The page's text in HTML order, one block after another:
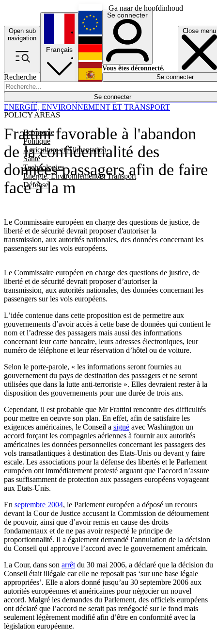
Ga naar de hoofdinhoud
Open sub
navigation
Close menu
Recherche
Se connecter
POLICY AREAS
Economie
Politique
Agriculture et Alimentation
Santé
Technologies
Energie, Environnement et Transport
Défense
Économie
Français
English
Deutsch
Español
Se connecter
Vous êtes déconnecté.
Se connecter
Frattini favorable à l'abandon
de la confidentialité des
données passagers afin de faire
face à la m
Le Commissaire européen en charge des questions de justice, de
liberté et de sécurité devrait proposer d'autoriser la
transmission, aux autorités nationales, des données concernant les
passengers sur les vols européens.
ENERGIE, ENVIRONNEMENT ET TRANSPORT
Le Commissaire européen en charge des questions de justice, de
liberté et de sécurité devrait proposer d’autoriser la
transmission, aux autorités nationales, des données concernant les
passengers sur les vols européens.
L’idée contenue dans cette proposition est de permettre aux
gouvernements d’avoir accès à cette base de données qui contient le
nom et l’adresse des passagers mais aussi des informations
concernant leur carte bancaire, leurs adresses électroniques, leur
numéro de téléphone et leur réservation d’hôtel ou de voiture.
Selon le porte-parole, « les informations seront fournies au
gouvernement du pays de destination des passagers et ne seront
utilisées que dans la lutte anti-terroriste ». Elles devraient rester à la
disposition des gouvernements pour une durée de trois ans.
Cependant, il est probable que Mr Frattini rencontre des difficultés
pour mettre en oeuvre son plan. En effet, afin de satisfaire les
exigences américaines, le Conseil a signé avec Washington un
accord forçant les compagnies aériennes à fournir aux autorités
américaines les données personnelles concernant les passagers des
vols transatlantiques à destination des Etats-Unis ou devant y faire
escale. Les associations pour la défense des libertés et le Parlement
européen ont immédiatement protesté arguant que l’accord n’assure
pas suffisamment de protection aux passagers européens voyageant
aux Etats-Unis.
En septembre 2004, le Parlement européen a déposé un recours
devant la Cour de Justice accusant la Commission de détournement
de pouvoir, ainsi que d’avoir remis en cause des droits
fondamentaux et de ne pas avoir respecté le principe de
proportionnalité. Il a également demandé l’annulation de la décision
du Conseil qui approuve l’accord avec le gouvernement américain.
La Cour, dans son arrêt du 30 mai 2006, a déclaré que la décision du
Conseil était illégale car elle ne reposait pas ‘sur une base légale
appropriées’. Elle a alors donné jusqu’au 30 septembre 2006 aux
autorités européennes et américaines pour négocier un nouvel
accord. Malgré les demandes du Parlement, des officiels européens
ont déclaré que l’accord ne serait pas renégocié sur le fond mais
seulement légèrement modifié afin d’être en conformité avec la
législation européenne.